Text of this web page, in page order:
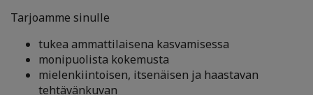
Tarjoamme sinulle
tukea ammattilaisena kasvamisessa
monipuolista kokemusta
mielenkiintoisen, itsenäisen ja haastavan
tehtävänkuvan